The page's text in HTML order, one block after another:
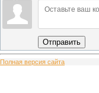
Отправить
Полная версия сайта